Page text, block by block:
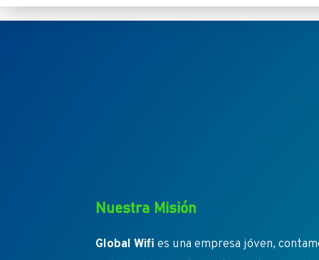
Nuestra Misión
Global Wifi es una empresa jóven,